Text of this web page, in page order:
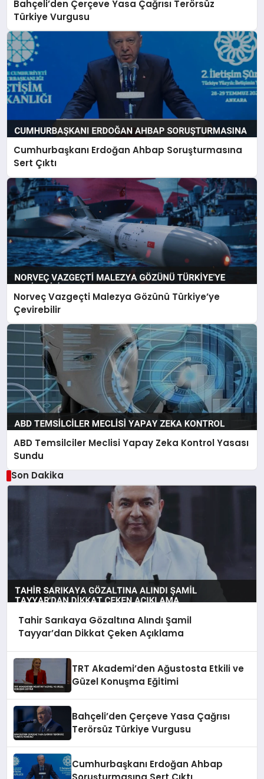
Bahçeli’den Çerçeve Yasa Çağrısı Terörsüz
Türkiye Vurgusu
Cumhurbaşkanı Erdoğan Ahbap Soruşturmasına
Sert Çıktı
Norveç Vazgeçti Malezya Gözünü Türkiye’ye
Çevirebilir
ABD Temsilciler Meclisi Yapay Zeka Kontrol Yasası
Sundu
Son Dakika
Tahir Sarıkaya Gözaltına Alındı Şamil
Tayyar’dan Dikkat Çeken Açıklama
TRT Akademi’den Ağustosta Etkili ve
Güzel Konuşma Eğitimi
Bahçeli’den Çerçeve Yasa Çağrısı
Terörsüz Türkiye Vurgusu
Cumhurbaşkanı Erdoğan Ahbap